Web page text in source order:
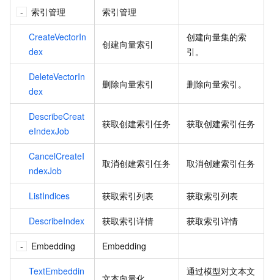
索引管理 索引管理
CreateVectorIn
dex
创建向量索引
创建向量集的索
引。
DeleteVectorIn
dex
删除向量索引 删除向量索引。
DescribeCreat
eIndexJob
获取创建索引任务 获取创建索引任务
CancelCreateI
ndexJob
取消创建索引任务 取消创建索引任务
ListIndices 获取索引列表 获取索引列表
DescribeIndex 获取索引详情 获取索引详情
Embedding Embedding
TextEmbeddin
通过模型对文本文